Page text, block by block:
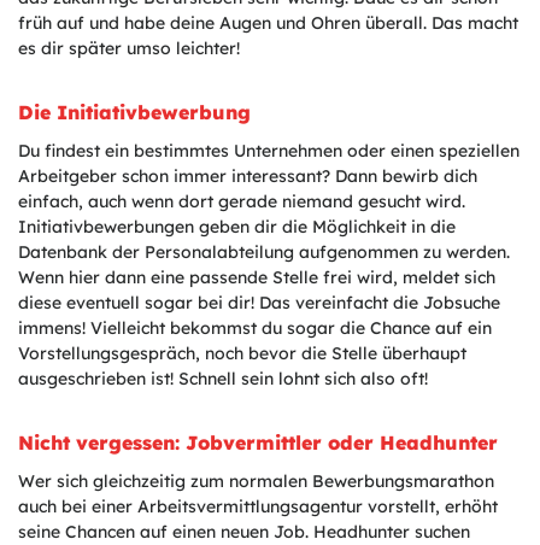
früh auf und habe deine Augen und Ohren überall. Das macht
es dir später umso leichter!
Die Initiativbewerbung
Du findest ein bestimmtes Unternehmen oder einen speziellen
Arbeitgeber schon immer interessant? Dann bewirb dich
einfach, auch wenn dort gerade niemand gesucht wird.
Initiativbewerbungen geben dir die Möglichkeit in die
Datenbank der Personalabteilung aufgenommen zu werden.
Wenn hier dann eine passende Stelle frei wird, meldet sich
diese eventuell sogar bei dir! Das vereinfacht die Jobsuche
immens! Vielleicht bekommst du sogar die Chance auf ein
Vorstellungsgespräch, noch bevor die Stelle überhaupt
ausgeschrieben ist! Schnell sein lohnt sich also oft!
Nicht vergessen: Jobvermittler oder Headhunter
Wer sich gleichzeitig zum normalen Bewerbungsmarathon
auch bei einer Arbeitsvermittlungsagentur vorstellt, erhöht
seine Chancen auf einen neuen Job. Headhunter suchen